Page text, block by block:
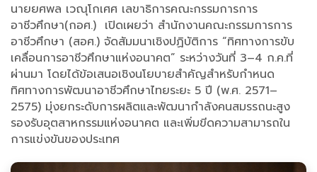
นายยศพล เวณุโกเศศ เลขาธิการคณะกรรมการการ
อาชีวศึกษา(กอศ.) เปิดเผยว่า สำนักงานคณะกรรมการการ
อาชีวศึกษา (สอศ.) จัดสัมมนาเชิงปฏิบัติการ “ทิศทางการขับ
เคลื่อนการอาชีวศึกษาแห่งอนาคต” ระหว่างวันที่ 3–4 ก.ค.ที่
ผ่านมา โดยได้ข้อเสนอเชิงนโยบายสำคัญสำหรับกำหนด
ทิศทางการพัฒนาอาชีวศึกษาไทยระยะ 5 ปี (พ.ศ. 2571–
2575) มุ่งยกระดับการผลิตและพัฒนากำลังคนสมรรถนะสูง
รองรับอุตสาหกรรมแห่งอนาคต และเพิ่มขีดความสามารถใน
การแข่งขันของประเทศ